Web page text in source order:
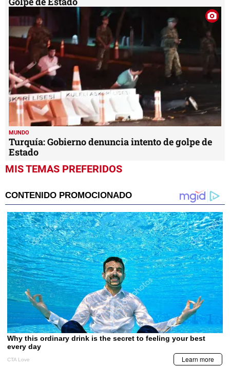
MUNDO
Turquía: Gobierno denuncia intento de golpe de
Estado
MIS TEMAS PREFERIDOS